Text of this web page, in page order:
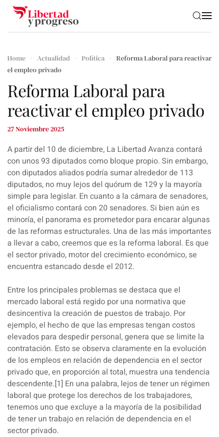
Skip to main content
Home Actualidad Política
Reforma Laboral para reactivar
el empleo privado
Reforma Laboral para
reactivar el empleo privado
27 Noviembre 2025
A partir del 10 de diciembre, La Libertad Avanza contará
con unos 93 diputados como bloque propio. Sin embargo,
con diputados aliados podría sumar alrededor de 113
diputados, no muy lejos del quórum de 129 y la mayoría
simple para legislar. En cuanto a la cámara de senadores,
el oficialismo contará con 20 senadores. Si bien aún es
minoría, el panorama es prometedor para encarar algunas
de las reformas estructurales. Una de las más importantes
a llevar a cabo, creemos que es la reforma laboral. Es que
el sector privado, motor del crecimiento económico, se
encuentra estancado desde el 2012.
Entre los principales problemas se destaca que el
mercado laboral está regido por una normativa que
desincentiva la creación de puestos de trabajo. Por
ejemplo, el hecho de que las empresas tengan costos
elevados para despedir personal, genera que se limite la
contratación. Esto se observa claramente en la evolución
de los empleos en relación de dependencia en el sector
privado que, en proporción al total, muestra una tendencia
descendente.[1] En una palabra, lejos de tener un régimen
laboral que protege los derechos de los trabajadores,
tenemos uno que excluye a la mayoría de la posibilidad
de tener un trabajo en relación de dependencia en el
sector privado.